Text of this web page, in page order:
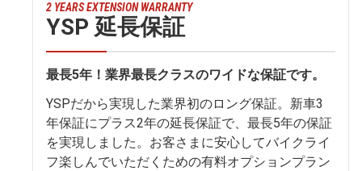
2 YEARS EXTENSION WARRANTY
YSP 延長保証
最長5年！業界最長クラスのワイドな保証です。
YSPだから実現した業界初のロング保証。新車3
年保証にプラス2年の延長保証で、最長5年の保証
を実現しました。お客さまに安心してバイクライ
フ楽しんでいただくための有料オプションプラン